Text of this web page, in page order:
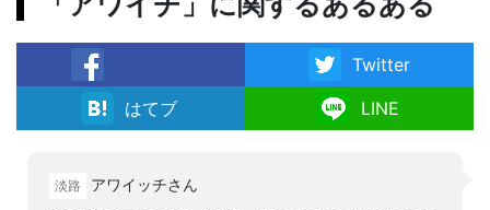
facebook
Twitter
はてブ
LINE
淡路 アワイッチさん